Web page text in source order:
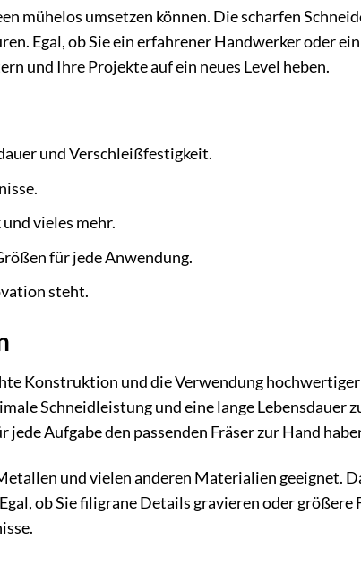
mühelos umsetzen können. Die scharfen
Egal, ob Sie ein erfahrener Handwerker oder
und Ihre Projekte auf ein neues Level heben.
und Verschleißfestigkeit.
vieles mehr.
für jede Anwendung.
steht.
Konstruktion und die Verwendung
Schneidleistung und eine lange Lebensdauer
Aufgabe den passenden Fräser zur Hand
und vielen anderen Materialien geeignet.
ob Sie filigrane Details gravieren oder größere